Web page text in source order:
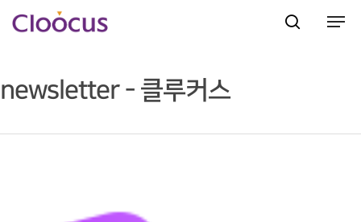
Hit enter to search or ESC to close
newsletter - 클루커스